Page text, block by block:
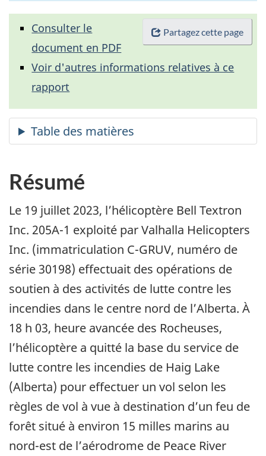
Partagez cette page
Consulter le
document en PDF
Voir d'autres informations relatives à ce
rapport
Résumé
Le 19 juillet 2023, l’hélicoptère Bell Textron
Inc. 205A-1 exploité par Valhalla Helicopters
Inc. (immatriculation C-GRUV, numéro de
série 30198) effectuait des opérations de
soutien à des activités de lutte contre les
incendies dans le centre nord de l’Alberta. À
18 h 03, heure avancée des Rocheuses,
l’hélicoptère a quitté la base du service de
lutte contre les incendies de Haig Lake
(Alberta) pour effectuer un vol selon les
règles de vol à vue à destination d’un feu de
forêt situé à environ 15 milles marins au
nord-est de l’aérodrome de Peace River